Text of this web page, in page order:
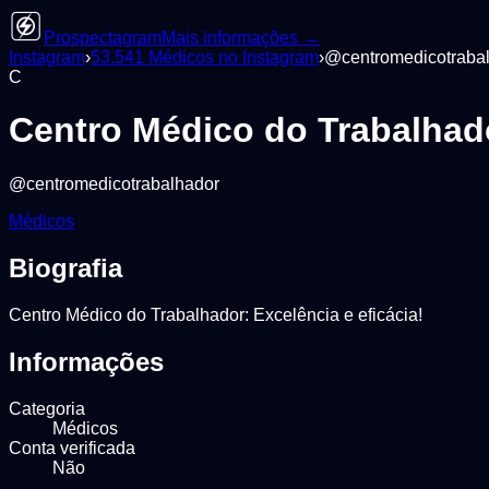
ProspectagramMais informações →
Instagram›53.541 Médicos no Instagram›@
C
Centro Médico do
@centromedicotrabalhador
Médicos
Biografia
Centro Médico do Trabalhador: Excelência e eficácia!
Informações
Categoria
Médicos
Conta verificada
Não